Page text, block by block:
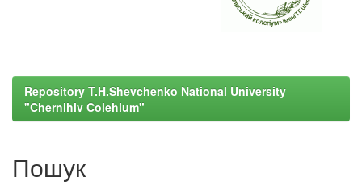
Repository T.H.Shevchenko National University
"Chernihiv Colehium"
Пошук